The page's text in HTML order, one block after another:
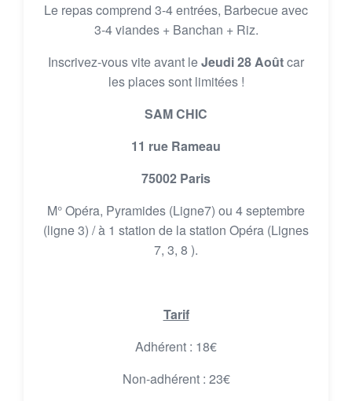
Le repas comprend 3-4 entrées, Barbecue avec
3-4 viandes + Banchan + Riz.
Inscrivez-vous vite avant leJeudi 28 Aoûtcar
les places sont limitées !
SAM CHIC
11 rue Rameau
75002 Paris
M° Opéra, Pyramides (Ligne7) ou 4 septembre
(ligne 3) / à 1 station de la station Opéra (Lignes
7, 3, 8 ).
Tarif
Adhérent : 18€
Non-adhérent : 23€